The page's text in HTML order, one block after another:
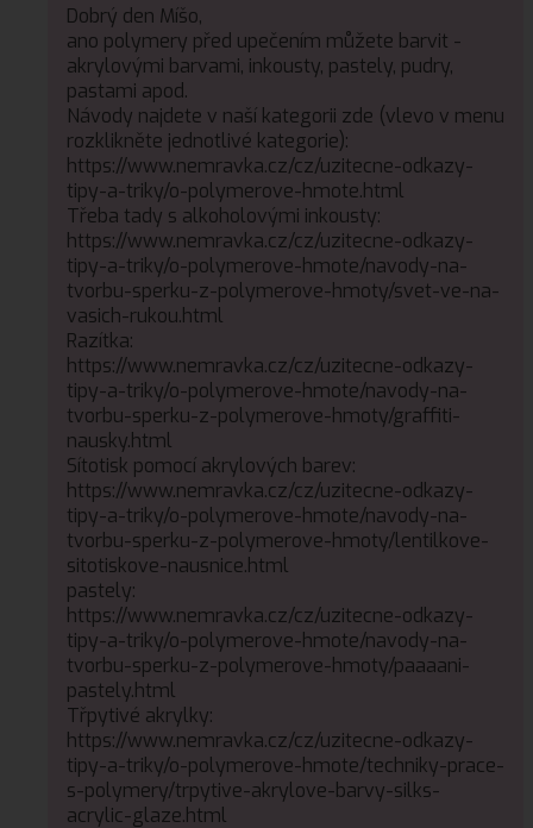
Dobrý den Míšo,
ano polymery před upečením můžete barvit -
akrylovými barvami, inkousty, pastely, pudry,
pastami apod.
Návody najdete v naší kategorii zde (vlevo v menu
rozklikněte jednotlivé kategorie):
https://www.nemravka.cz/cz/uzitecne-odkazy-
tipy-a-triky/o-polymerove-hmote.html
Třeba tady s alkoholovými inkousty:
https://www.nemravka.cz/cz/uzitecne-odkazy-
tipy-a-triky/o-polymerove-hmote/navody-na-
tvorbu-sperku-z-polymerove-hmoty/svet-ve-na-
vasich-rukou.html
Razítka:
https://www.nemravka.cz/cz/uzitecne-odkazy-
tipy-a-triky/o-polymerove-hmote/navody-na-
tvorbu-sperku-z-polymerove-hmoty/graffiti-
nausky.html
Sítotisk pomocí akrylových barev:
https://www.nemravka.cz/cz/uzitecne-odkazy-
tipy-a-triky/o-polymerove-hmote/navody-na-
tvorbu-sperku-z-polymerove-hmoty/lentilkove-
sitotiskove-nausnice.html
pastely:
https://www.nemravka.cz/cz/uzitecne-odkazy-
tipy-a-triky/o-polymerove-hmote/navody-na-
tvorbu-sperku-z-polymerove-hmoty/paaaani-
pastely.html
Třpytivé akrylky:
https://www.nemravka.cz/cz/uzitecne-odkazy-
tipy-a-triky/o-polymerove-hmote/techniky-prace-
s-polymery/trpytive-akrylove-barvy-silks-
acrylic-glaze.html